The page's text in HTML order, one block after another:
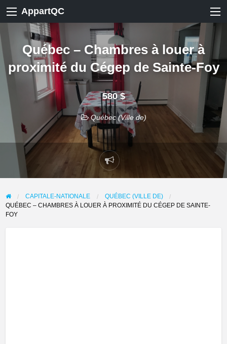
AppartQC
Québec – Chambres à louer à
proximité du Cégep de Sainte-Foy
580 $
Québec (Ville de)
Signaler
un
problème
CAPITALE-NATIONALE
QUÉBEC (VILLE DE)
QUÉBEC – CHAMBRES À LOUER À PROXIMITÉ DU CÉGEP DE SAINTE-
FOY